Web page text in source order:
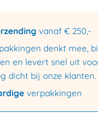
vanaf € 250,-
denkt mee,
en levert snel uit
dicht bij onze klanten.
verpakkingen